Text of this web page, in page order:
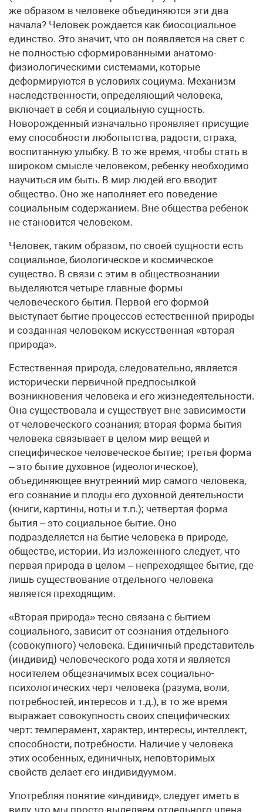
же образом в человеке объединяются эти два
начала? Человек рождается как биосоциальное
единство. Это значит, что он появляется на свет с
не полностью сформированными анатомо-
физиологическими системами, которые
деформируются в условиях социума. Механизм
наследственности, определяющий человека,
включает в себя и социальную сущность.
Новорожденный изначально проявляет присущие
ему способности любопытства, радости, страха,
воспитанную улыбку. В то же время, чтобы стать в
широком смысле человеком, ребенку необходимо
научиться им быть. В мир людей его вводит
общество. Оно же наполняет его поведение
социальным содержанием. Вне общества ребенок
не становится человеком.
Человек, таким образом, по своей сущности есть
социальное, биологическое и космическое
существо. В связи с этим в обществознании
выделяются четыре главные формы
человеческого бытия. Первой его формой
выступает бытие процессов естественной природы
и созданная человеком искусственная «вторая
природа».
Естественная природа, следовательно, является
исторически первичной предпосылкой
возникновения человека и его жизнедеятельности.
Она существовала и существует вне зависимости
от человеческого сознания; вторая форма бытия
человека связывает в целом мир вещей и
специфическое человеческое бытие; третья форма
– это бытие духовное (идеологическое),
объединяющее внутренний мир самого человека,
его сознание и плоды его духовной деятельности
(книги, картины, ноты и т.п.); четвертая форма
бытия – это социальное бытие. Оно
подразделяется на бытие человека в природе,
обществе, истории. Из изложенного следует, что
первая природа в целом – непреходящее бытие, где
лишь существование отдельного человека
является преходящим.
«Вторая природа» тесно связана с бытием
социального, зависит от сознания отдельного
(совокупного) человека. Единичный представитель
(индивид) человеческого рода хотя и является
носителем общезначимых всех социально-
психологических черт человека (разума, воли,
потребностей, интересов и т.д.), в то же время
выражает совокупность своих специфических
черт: темперамент, характер, интересы, интеллект,
способности, потребности. Наличие у человека
этих особенных, единичных, неповторимых
свойств делает его индивидуумом.
Употребляя понятие «индивид», следует иметь в
виду, что мы просто выделяем отдельного члена